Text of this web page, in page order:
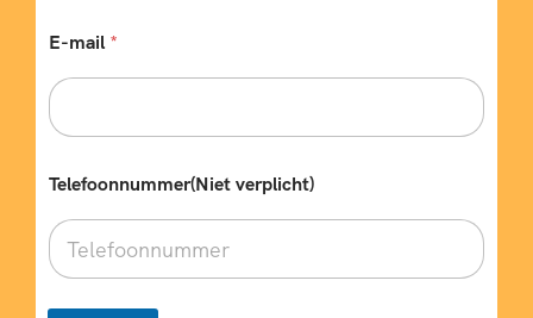
(
N
e
t
E-mail *
Telefoonnummer(Niet verplicht)